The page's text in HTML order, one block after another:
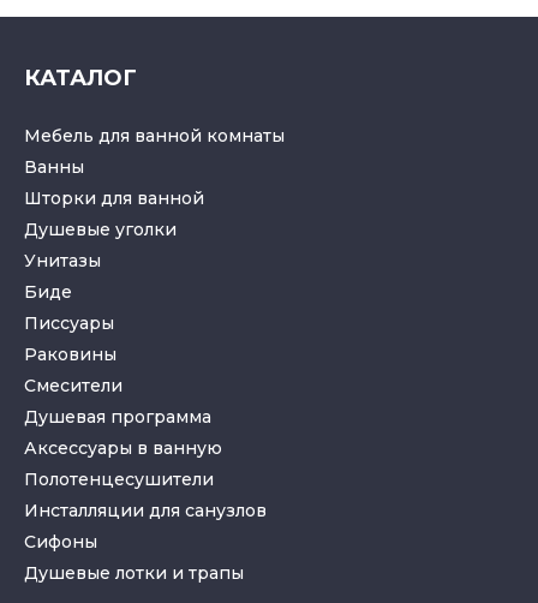
КАТАЛОГ
Мебель для ванной комнаты
Ванны
Шторки для ванной
Душевые уголки
Унитазы
Биде
Писсуары
Раковины
Смесители
Душевая программа
Аксессуары в ванную
Полотенцесушители
Инсталляции для санузлов
Cифоны
Душевые лотки и трапы